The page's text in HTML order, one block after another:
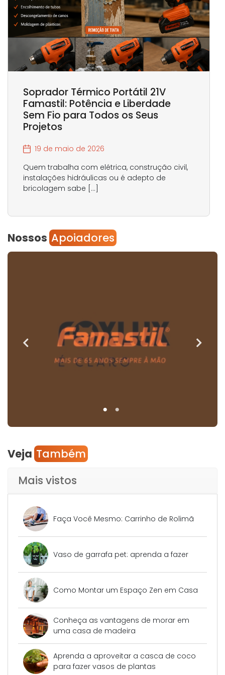
Soprador Térmico Portátil 21V
Famastil: Potência e Liberdade
Sem Fio para Todos os Seus
Projetos
19 de maio de 2026
Quem trabalha com elétrica, construção civil,
instalações hidráulicas ou é adepto de
bricolagem sabe […]
Nossos Apoiadores
Veja Também
Mais vistos
Faça Você Mesmo: Carrinho de Rolimã
Vaso de garrafa pet: aprenda a fazer
Como Montar um Espaço Zen em Casa
Conheça as vantagens de morar em
uma casa de madeira
Aprenda a aproveitar a casca de coco
para fazer vasos de plantas